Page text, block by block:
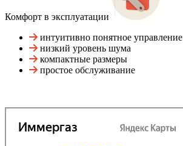
Комфорт в эксплуатации
интуитивно понятное управление
низкий уровень шума
компактные размеры
простое обслуживание